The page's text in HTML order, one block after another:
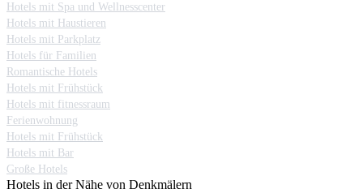
Hotels mit Spa und Wellnesscenter
Hotels mit Haustieren
Hotels mit Parkplatz
Hotels für Familien
Romantische Hotels
Hotels mit Frühstück
Hotels mit fitnessraum
Ferienwohnung
Hotels mit Frühstück
Hotels mit Bar
Große Hotels
Hotels in der Nähe von Denkmälern